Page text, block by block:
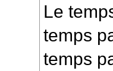
Le
temps
temps